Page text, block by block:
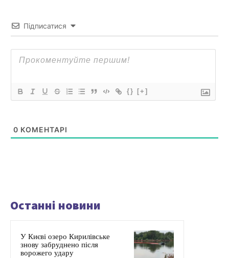
Підписатися
{} [+]
0 КОМЕНТАРІ
Останні новини
У Києві озеро Кирилівське
знову забруднено після
ворожего удару